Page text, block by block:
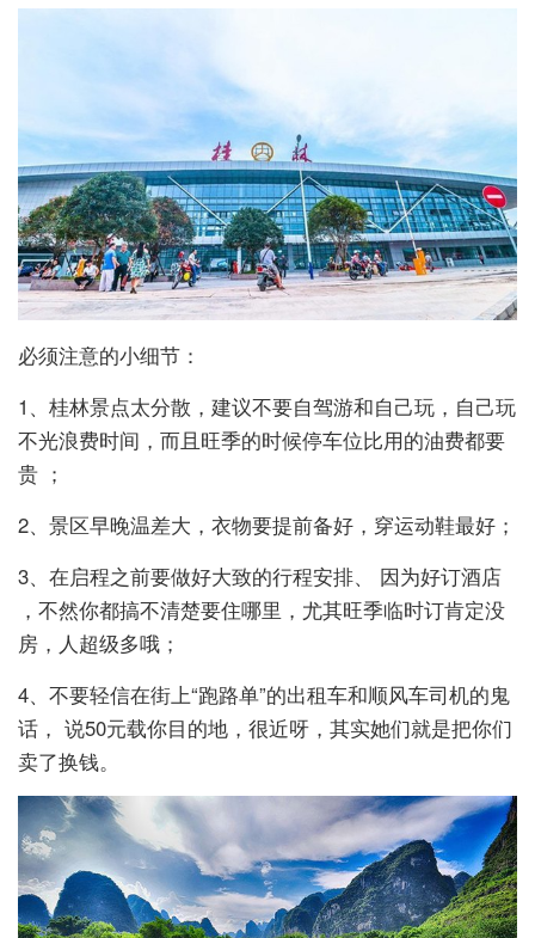
必须注意的小细节：
1、桂林景点太分散，建议不要自驾游和自己玩，自己玩
不光浪费时间，而且旺季的时候停车位比用的油费都要
贵 ；
2、景区早晚温差大，衣物要提前备好，穿运动鞋最好；
3、在启程之前要做好大致的行程安排、 因为好订酒店
，不然你都搞不清楚要住哪里，尤其旺季临时订肯定没
房，人超级多哦；
4、不要轻信在街上“跑路单”的出租车和顺风车司机的鬼
话， 说50元载你目的地，很近呀，其实她们就是把你们
卖了换钱。